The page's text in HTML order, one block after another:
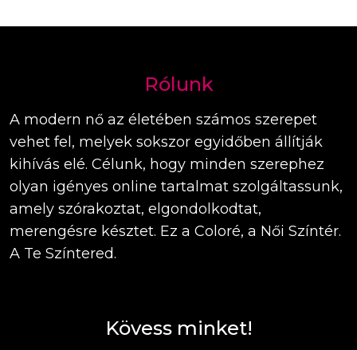
Rólunk
A modern nő az életében számos szerepet
vehet fel, melyek sokszor egyidőben állítják
kihívás elé. Célunk, hogy minden szerephez
olyan igényes online tartalmat szolgáltassunk,
amely szórakoztat, elgondolkodtat,
merengésre késztet. Ez a Coloré, a Női Színtér.
A Te Színtered.
Kövess minket!